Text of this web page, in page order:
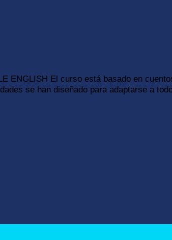
ENGLISH El curso está basado en
se han diseñado para adaptarse a